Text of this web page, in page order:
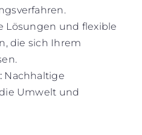
Lösungen und flexible
die sich Ihrem
Nachhaltige
Umwelt und